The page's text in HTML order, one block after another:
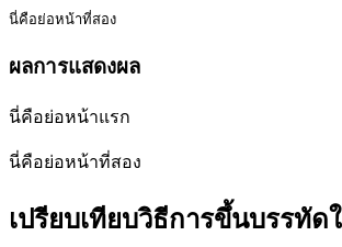
นี่คือย่อหน้าที่สอง
ผลการแสดงผล
นี่คือย่อหน้าแรก
นี่คือย่อหน้าที่สอง
เปรียบเทียบวิธีการขึ้นบรรทั